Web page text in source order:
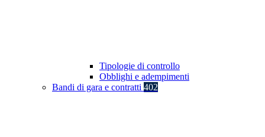
Tipologie di controllo
Obblighi e adempimenti
Bandi di gara e contratti 402